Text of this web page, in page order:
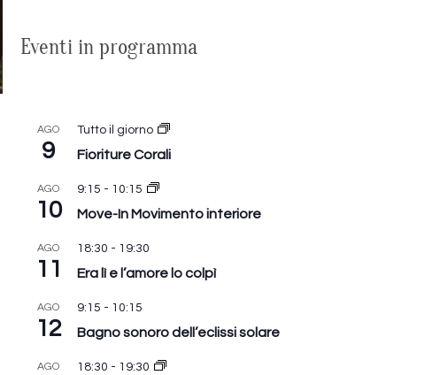
Eventi in programma
AGO
9
Tutto il giorno
Fioriture Corali
AGO
10
9:15 - 10:15
Move-In Movimento interiore
AGO
11
18:30 - 19:30
Era lì e l’amore lo colpì
AGO
12
9:15 - 10:15
Bagno sonoro dell’eclissi solare
AGO 18:30 - 19:30